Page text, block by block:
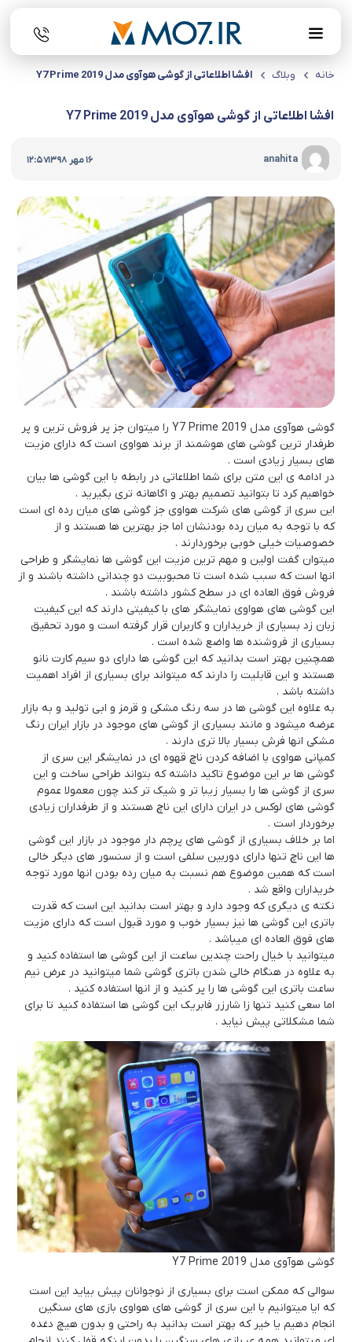
خانه وبلاگ افشا اطلاعاتی از گوشی هوآوی مدل Y7 Prime 2019
افشا اطلاعاتی از گوشی هوآوی مدل Y7 Prime 2019
anahita 16 مهر 1398 |
12:57
گوشی هوآوی مدل Y7 Prime 2019 را میتوان جز پر فروش ترین و پر
طرفدار ترین گوشی های هوشمند از برند هواوی است که دارای مزیت
های بسیار زیادی است .
در ادامه ی این متن برای شما اطلاعاتی در رابطه با این گوشی ها بیان
خواهیم کرد تا بتوانید تصمیم بهتر و اگاهانه تری بگیرید .
این سری از گوشی های شرکت هواوی جز گوشی های میان رده ای است
که با توجه به میان رده بودنشان اما جز بهترین ها هستند و از
خصوصیات خیلی خوبی برخوردارند .
میتوان گفت اولین و مهم ترین مزیت این گوشی ها نمایشگر و طراحی
انها است که سبب شده است تا محبوبیت دو چندانی داشته باشند و از
فروش فوق العاده ای در سطح کشور داشته باشند .
این گوشی های هواوی نمایشگر های با کیفیتی دارند که این کیفیت
زبان زد بسیاری از خریداران و کاربران قرار گرفته است و مورد تحقیق
بسیاری از فروشنده ها واضع شده است .
همچنین بهتر است بدانید که این گوشی ها دارای دو سیم کارت نانو
هستند و این قابلیت را دارند که میتواند برای بسیاری از افراد اهمیت
داشته باشد .
به علاوه این گوشی ها در سه رنگ مشکی و قرمز و ابی تولید و به بازار
عرضه میشود و مانند بسیاری از گوشی های موجود در بازار ایران رنگ
مشکی انها فرش بسیار بالا تری دارند .
کمپانی هواوی با اضافه کردن ناچ قهوه ای در نمایشگر این سری از
گوشی ها بر این موضوع تاکید داشته که بتواند طراحی ساخت و این
سری از گوشی ها را بسیار زیبا تر و شیک تر کند چون معمولا عموم
گوشی های لوکس در ایران دارای این ناچ هستند و از طرفداران زیادی
برخوردار است .
اما بر خلاف بسیاری از گوشی های پرچم دار موجود در بازار این گوشی
ها این ناچ تنها دارای دوربین سلفی است و از سنسور های دیگر خالی
است که همین موضوع هم نسبت به میان رده بودن انها مورد توجه
خریداران واقع شد .
نکته ی دیگری که وجود دارد و بهتر است بدانید این است که قدرت
باتری این گوشی ها نیز بسیار خوب و مورد قبول است که دارای مزیت
های فوق العاده ای میباشد .
میتوانید با خیال راحت چندین ساعت از این گوشی ها استفاده کنید و
به علاوه در هنگام خالی شدن باتری گوشی شما میتوانید در عرض نیم
ساعت باتری این گوشی ها را پر کنید و از انها استفاده کنید .
اما سعی کنید تنها زا شارزر فابریک این گوشی ها استفاده کنید تا برای
شما مشکلاتی پیش نیاید .
گوشی هوآوی مدل Y7 Prime 2019
سوالی که ممکن است برای بسیاری از نوجوانان پیش بیاید این است
که ایا میتوانیم با این سری از گوشی های هواوی بازی های سنگین
انجام دهیم یا خیر که بهتر است بدانید به راحتی و بدون هیچ دغده